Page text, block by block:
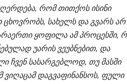
რომ თითქოს ისინი
ცხოვრობს, სახელს და გვარს არ
ყოფილა ამ პროცესში,
უარის ვეუბნებით, და
ჩვენ სასარგებლოდ, თუ მასში
დაგვაფინანსოს, ფული